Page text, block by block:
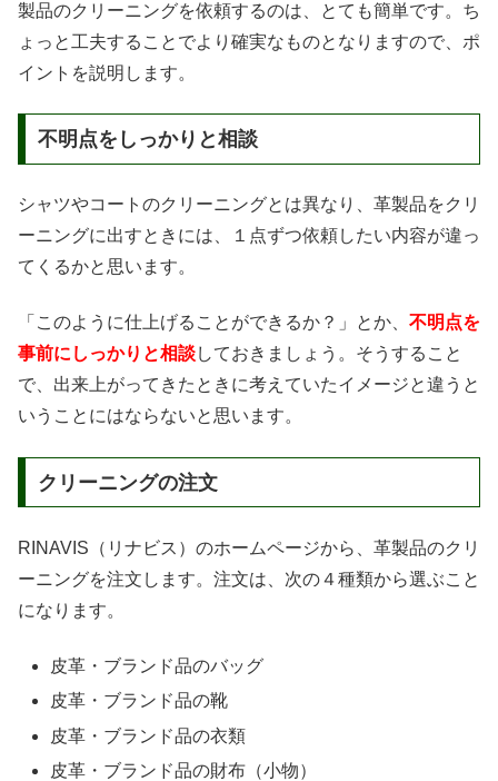
製品のクリーニングを依頼するのは、とても簡単です。ち
ょっと工夫することでより確実なものとなりますので、ポ
イントを説明します。
不明点をしっかりと相談
シャツやコートのクリーニングとは異なり、革製品をクリ
ーニングに出すときには、１点ずつ依頼したい内容が違っ
てくるかと思います。
「このように仕上げることができるか？」とか、 不明点を
事前にしっかりと相談しておきましょう。そうすること
で、出来上がってきたときに考えていたイメージと違うと
いうことにはならないと思います。
クリーニングの注文
RINAVIS（リナビス）のホームページから、革製品のクリ
ーニングを注文します。注文は、次の４種類から選ぶこと
になります。
皮革・ブランド品のバッグ
皮革・ブランド品の靴
皮革・ブランド品の衣類
皮革・ブランド品の財布（小物）